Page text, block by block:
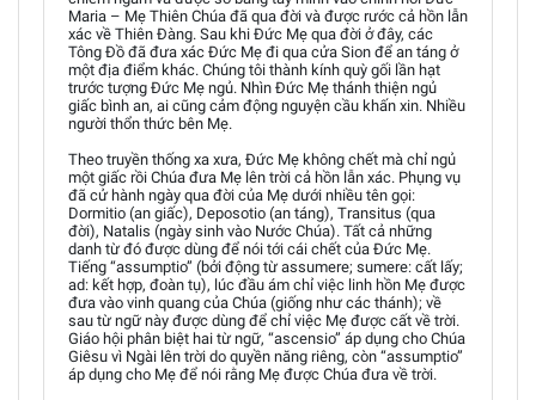
Maria – Mẹ Thiên Chúa đã qua đời và được rước cả hồn lẫn
xác về Thiên Đàng. Sau khi Đức Mẹ qua đời ở đây, các
Tông Đồ đã đưa xác Đức Mẹ đi qua cửa Sion để an táng ở
một địa điểm khác. Chúng tôi thành kính quỳ gối lần hạt
trước tượng Đức Mẹ ngủ. Nhìn Đức Mẹ thánh thiện ngủ
giấc bình an, ai cũng cảm động nguyện cầu khấn xin. Nhiều
người thổn thức bên Mẹ.
Theo truyền thống xa xưa, Đức Mẹ không chết mà chỉ ngủ
một giấc rồi Chúa đưa Mẹ lên trời cả hồn lẫn xác. Phụng vụ
đã cử hành ngày qua đời của Mẹ dưới nhiều tên gọi:
Dormitio (an giấc), Deposotio (an táng), Transitus (qua
đời), Natalis (ngày sinh vào Nước Chúa). Tất cả những
danh từ đó được dùng để nói tới cái chết của Đức Mẹ.
Tiếng “assumptio” (bởi động từ assumere; sumere: cất lấy;
ad: kết hợp, đoàn tụ), lúc đầu ám chỉ việc linh hồn Mẹ được
đưa vào vinh quang của Chúa (giống như các thánh); về
sau từ ngữ này được dùng để chỉ việc Mẹ được cất về trời.
Giáo hội phân biệt hai từ ngữ, “ascensio” áp dụng cho Chúa
Giêsu vì Ngài lên trời do quyền năng riêng, còn “assumptio”
áp dụng cho Mẹ để nói rằng Mẹ được Chúa đưa về trời.